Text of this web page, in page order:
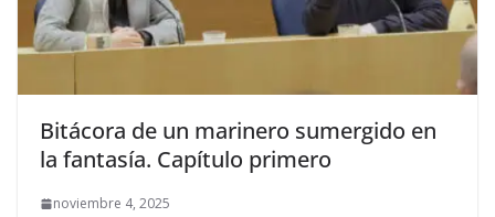
Bitácora de un marinero sumergido en
la fantasía. Capítulo primero
noviembre 4, 2025